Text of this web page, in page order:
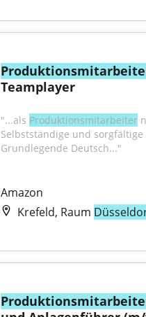
Teamplayer
"...als Produktionsmitarbeiter
Selbstständige und
Grundlegende Deutsch..."
Amazon
Krefeld, Raum